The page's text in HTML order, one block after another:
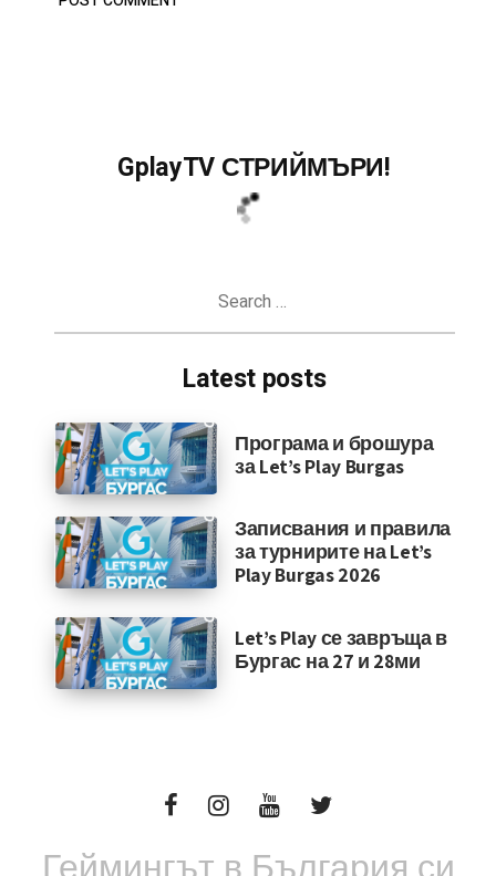
GplayTV СТРИЙМЪРИ!
Latest posts
Програма и брошура
за Let’s Play Burgas
Записвания и правила
за турнирите на Let’s
Play Burgas 2026
Let’s Play се завръща в
Бургас на 27 и 28ми